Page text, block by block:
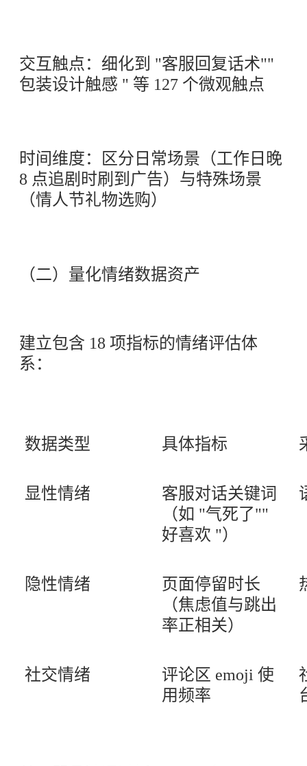
交互触点：细化到 "客服回复话术""
包装设计触感 " 等 127 个微观触点
时间维度：区分日常场景（工作日晚
8 点追剧时刷到广告）与特殊场景
（情人节礼物选购）
（二）量化情绪数据资产
建立包含 18 项指标的情绪评估体
系：
数据类型 具体指标
显性情绪
客服对话关键词
（如 "气死了""
好喜欢 "）
隐性情绪
页面停留时长
（焦虑值与跳出
率正相关）
社交情绪
评论区 emoji 使
用频率